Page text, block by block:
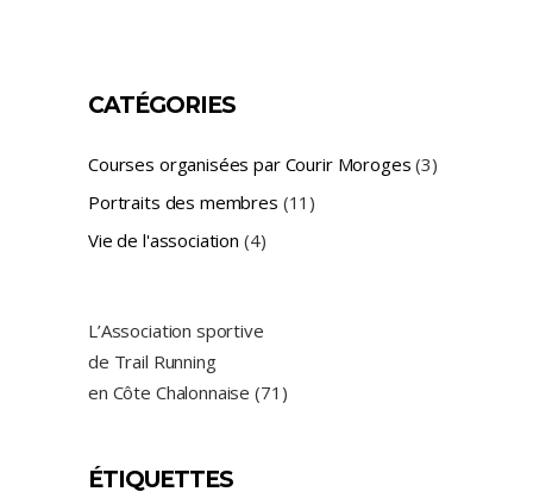
CATÉGORIES
Courses organisées par Courir Moroges (3)
Portraits des membres (11)
Vie de l'association (4)
L’Association sportive
de Trail Running
en Côte Chalonnaise (71)
ÉTIQUETTES